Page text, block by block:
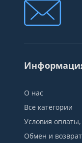
О нас
Все категории
Условия
Обмен и возврат